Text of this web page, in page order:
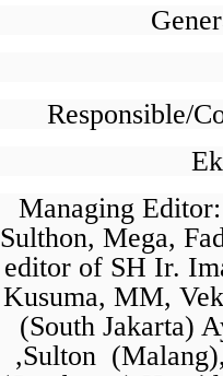
Responsible/
Managing
Sulthon, Mega,
editor of SH Ir.
Kusuma, MM,
(South Jakarta)
,Sulton